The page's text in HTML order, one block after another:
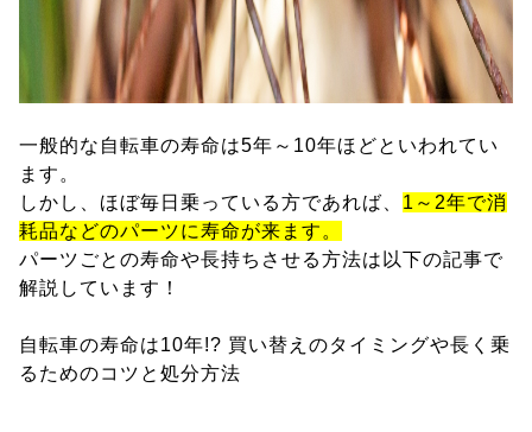
一般的な自転車の寿命は5年～10年ほどといわれてい
ます。
しかし、ほぼ毎日乗っている方であれば、 1～2年で消
耗品などのパーツに寿命が来ます。
パーツごとの寿命や長持ちさせる方法は以下の記事で
解説しています！
自転車の寿命は10年!? 買い替えのタイミングや長く乗
るためのコツと処分方法